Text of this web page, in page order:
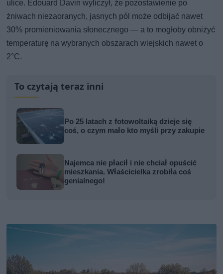
ulice. Edouard Davin wyliczył, że pozostawienie po
żniwach niezaoranych, jasnych pól może odbijać nawet
30% promieniowania słonecznego — a to mogłoby obniżyć
temperaturę na wybranych obszarach wiejskich nawet o
2°C.
To czytają teraz inni
Po 25 latach z fotowoltaiką dzieje się
coś, o czym mało kto myśli przy zakupie
Najemca nie płacił i nie chciał opuścić
mieszkania. Właścicielka zrobiła coś
genialnego!